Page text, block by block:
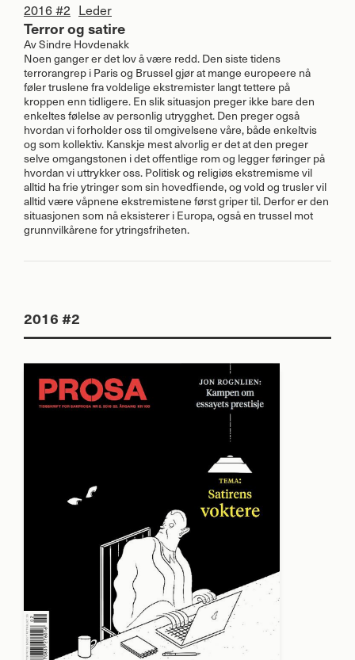
2016 #2 Leder
Terror og satire
AvSindre Hovdenakk
Noen ganger er det lov å være redd. Den siste tidens
terrorangrep i Paris og Brussel gjør at mange europeere nå
føler truslene fra voldelige ekstremister langt tettere på
kroppen enn tidligere. En slik situasjon preger ikke bare den
enkeltes følelse av personlig utrygghet. Den preger også
hvordan vi forholder oss til omgivelsene våre, både enkeltvis
og som kollektiv. Kanskje mest alvorlig er det at den preger
selve omgangstonen i det offentlige rom og legger føringer på
hvordan vi uttrykker oss. Politisk og religiøs ekstremisme vil
alltid ha frie ytringer som sin hovedfiende, og vold og trusler vil
alltid være våpnene ekstremistene først griper til. Derfor er den
situasjonen som nå eksisterer i Europa, også en trussel mot
grunnvilkårene for ytringsfriheten.
2016 #2